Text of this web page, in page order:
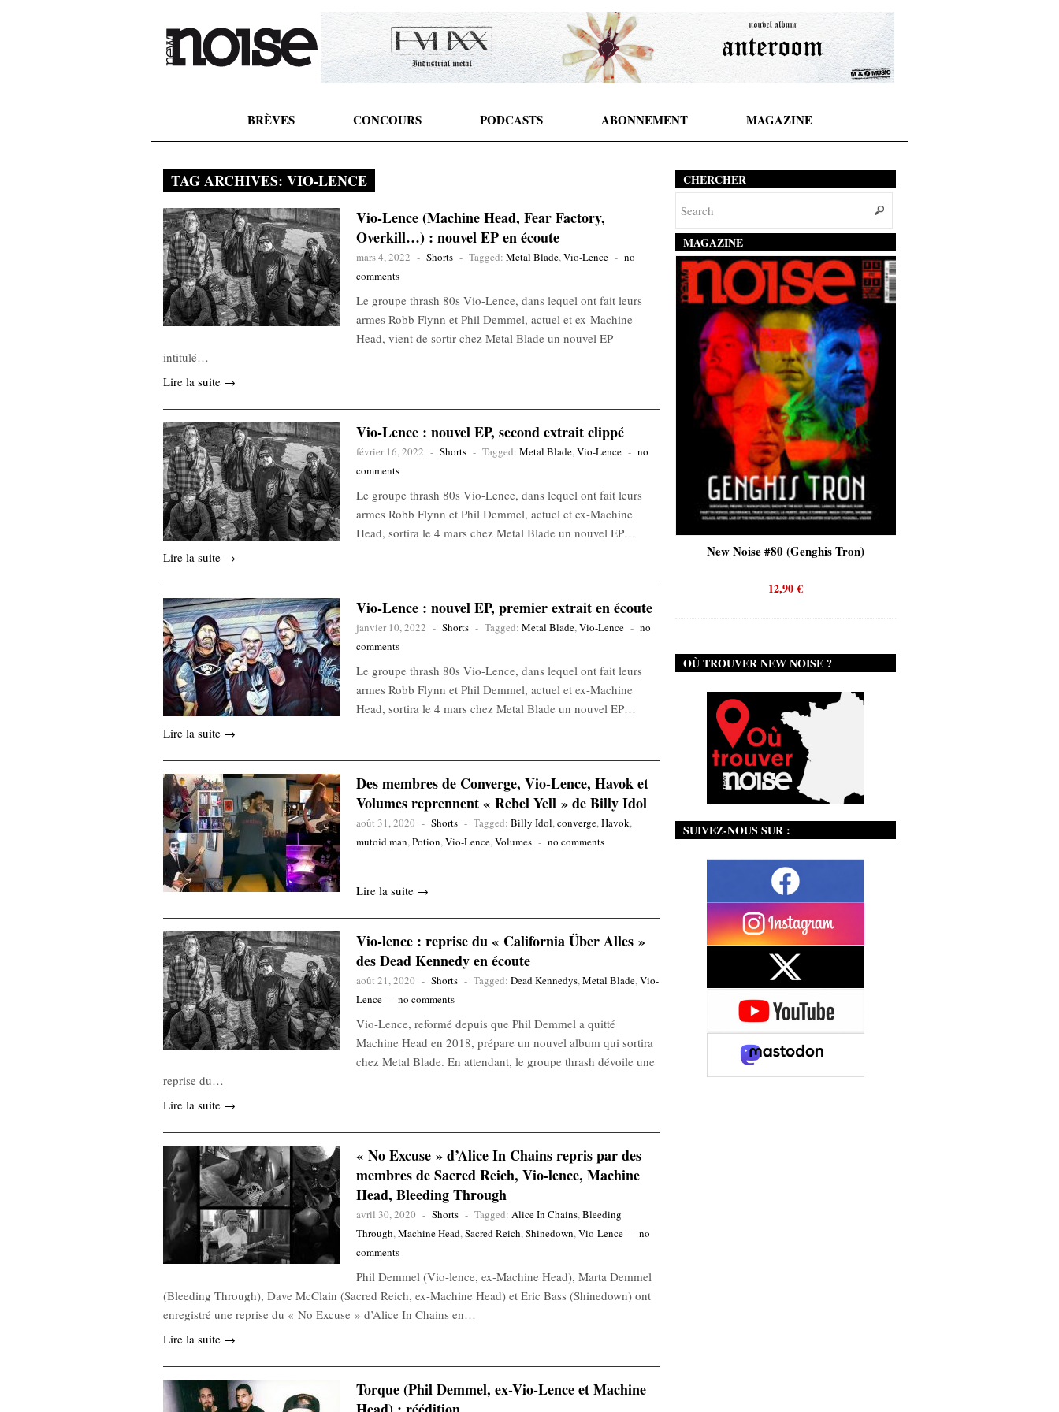
BRÈVES CONCOURS PODCASTS ABONNEMENT MAGAZINE
TAG ARCHIVES: VIO-LENCE
Vio-Lence (Machine Head, Fear Factory,
Overkill…) : nouvel EP en écoute
mars 4, 2022 - Shorts - Tagged: Metal Blade,Vio-Lence - no
comments
Le groupe thrash 80s Vio-Lence, dans lequel ont fait leurs
armes Robb Flynn et Phil Demmel, actuel et ex-Machine
Head, vient de sortir chez Metal Blade un nouvel EP
intitulé…
Lire la suite →
Vio-Lence : nouvel EP, second extrait clippé
février 16, 2022 - Shorts - Tagged: Metal Blade,Vio-Lence - no
comments
Le groupe thrash 80s Vio-Lence, dans lequel ont fait leurs
armes Robb Flynn et Phil Demmel, actuel et ex-Machine
Head, sortira le 4 mars chez Metal Blade un nouvel EP…
Lire la suite →
Vio-Lence : nouvel EP, premier extrait en écoute
janvier 10, 2022 - Shorts - Tagged: Metal Blade,Vio-Lence - no
comments
Le groupe thrash 80s Vio-Lence, dans lequel ont fait leurs
armes Robb Flynn et Phil Demmel, actuel et ex-Machine
Head, sortira le 4 mars chez Metal Blade un nouvel EP…
Lire la suite →
Des membres de Converge, Vio-Lence, Havok et
Volumes reprennent « Rebel Yell » de Billy Idol
août 31, 2020 - Shorts - Tagged: Billy Idol,converge,Havok,
mutoid man,Potion,Vio-Lence,Volumes - no comments
Lire la suite →
Vio-lence : reprise du « California Über Alles »
des Dead Kennedy en écoute
août 21, 2020 - Shorts - Tagged: Dead Kennedys,Metal Blade,Vio-
Lence - no comments
Vio-Lence, reformé depuis que Phil Demmel a quitté
Machine Head en 2018, prépare un nouvel album qui sortira
chez Metal Blade. En attendant, le groupe thrash dévoile une
reprise du…
Lire la suite →
« No Excuse » d’Alice In Chains repris par des
membres de Sacred Reich, Vio-lence, Machine
Head, Bleeding Through
avril 30, 2020 - Shorts - Tagged: Alice In Chains,Bleeding
Through,Machine Head,Sacred Reich,Shinedown,Vio-Lence - no
comments
Phil Demmel (Vio-lence, ex-Machine Head), Marta Demmel
(Bleeding Through), Dave McClain (Sacred Reich, ex-Machine Head) et Eric Bass (Shinedown) ont
enregistré une reprise du « No Excuse » d’Alice In Chains en…
Lire la suite →
Torque (Phil Demmel, ex-Vio-Lence et Machine
CHERCHER
MAGAZINE
12,90€
New Noise #80 (Genghis Tron)
12,90€
OÙ TROUVER NEW NOISE ?
SUIVEZ-NOUS SUR :